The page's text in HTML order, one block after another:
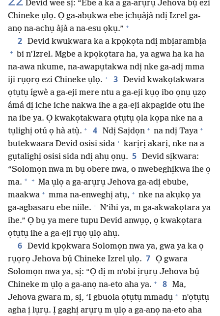
Devid wee sị: “Ebe a ka a ga-arụrụ Jehova bụ́ ezi
Chineke ụlọ. Ọ ga-abụkwa ebe ịchụàjà ndị Izrel ga-
anọ na-achụ àjà a na-esu ọkụ.” +
2 Devid kwukwara ka a kpọkọta ndị mbịarambịa
+ bi n’Izrel. Mgbe a kpọkọtara ha, ya agwa ha ka ha
na-awa nkume, na-awapụtakwa ndị nke ga-adị mma
iji rụọrọ ezi Chineke ụlọ. + 3 Devid kwakọtakwara
ọtụtụ ígwè a ga-eji mere ntu a ga-eji kụọ ibo ọnụ ụzọ
ámá dị iche iche nakwa ihe a ga-eji akpagide otu ihe
na ibe ya. Ọ kwakọtakwara ọtụtụ ọla kọpa nke na a
tụlighị otú ọ hà atụ̀. + 4 Ndị Saịdọn + na ndị Taya +
butekwaara Devid osisi sida + karịrị akarị, nke na a
gụtalighị osisi sida ndị ahụ ọnụ. 5 Devid sịkwara:
“Solomọn nwa m bụ obere nwa, o nwebeghịkwa ihe ọ
ma. * + Ma ụlọ a ga-arụrụ Jehova ga-adị ebube,
maakwa + mma na-enweghị atụ, + nke na akụkọ ya
ga-agbasaru ebe niile. + N’ihi ya, m ga-akwakọtara ya
ihe.” Ọ bụ ya mere tupu Devid anwụọ, ọ kwakọtara
ọtụtụ ihe a ga-eji rụọ ụlọ ahụ.
6 Devid kpọkwara Solomọn nwa ya, gwa ya ka ọ
rụọrọ Jehova bụ́ Chineke Izrel ụlọ. 7 Ọ gwara
Solomọn nwa ya, sị: “Ọ dị m n’obi ịrụrụ Jehova bụ́
Chineke m ụlọ a ga-anọ na-eto aha ya. + 8 Ma,
Jehova gwara m, sị, ‘I gbuola ọtụtụ mmadụ * n’ọtụtụ
agha ị lụrụ. Ị gaghị arụrụ m ụlọ a ga-anọ na-eto aha